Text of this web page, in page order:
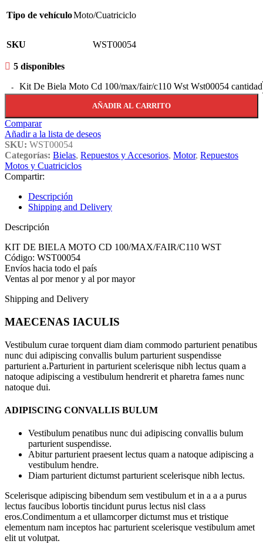
Tipo de vehículoMoto/Cuatriciclo
SKU WST00054
5 disponibles
Kit De Biela Moto Cd 100/max/fair/c110 Wst Wst00054 cantidad
AÑADIR AL CARRITO
Comparar
Añadir a la lista de deseos
SKU: WST00054
Categorías: Bielas, Repuestos y Accesorios, Motor, Repuestos
Motos y Cuatriciclos
Compartir:
Descripción
Shipping and Delivery
Descripción
KIT DE BIELA MOTO CD 100/MAX/FAIR/C110 WST
Código: WST00054
Envíos hacia todo el país
Ventas al por menor y al por mayor
Shipping and Delivery
MAECENAS IACULIS
Vestibulum curae torquent diam diam commodo parturient penatibus
nunc dui adipiscing convallis bulum parturient suspendisse
parturient a.Parturient in parturient scelerisque nibh lectus quam a
natoque adipiscing a vestibulum hendrerit et pharetra fames nunc
natoque dui.
ADIPISCING CONVALLIS BULUM
Vestibulum penatibus nunc dui adipiscing convallis bulum
parturient suspendisse.
Abitur parturient praesent lectus quam a natoque adipiscing a
vestibulum hendre.
Diam parturient dictumst parturient scelerisque nibh lectus.
Scelerisque adipiscing bibendum sem vestibulum et in a a a purus
lectus faucibus lobortis tincidunt purus lectus nisl class
eros.Condimentum a et ullamcorper dictumst mus et tristique
elementum nam inceptos hac parturient scelerisque vestibulum amet
elit ut volutpat.